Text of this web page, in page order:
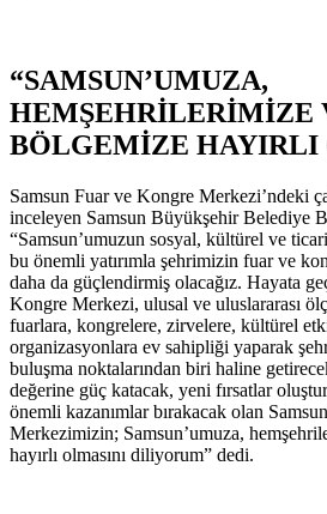
“SAMSUN’UMUZA,
HEMŞEHRİLERİMİZE
BÖLGEMİZE HAYIRLI
Samsun Fuar ve Kongre Merkezi’ndeki
inceleyen Samsun Büyükşehir Belediye
“Samsun’umuzun sosyal, kültürel ve
bu önemli yatırımla şehrimizin fuar ve
daha da güçlendirmiş olacağız. Hayata
Kongre Merkezi, ulusal ve uluslararası
fuarlara, kongrelere, zirvelere, kültürel
organizasyonlara ev sahipliği yaparak
buluşma noktalarından biri haline
değerine güç katacak, yeni fırsatlar
önemli kazanımlar bırakacak olan
Merkezimizin; Samsun’umuza,
hayırlı olmasını diliyorum” dedi.